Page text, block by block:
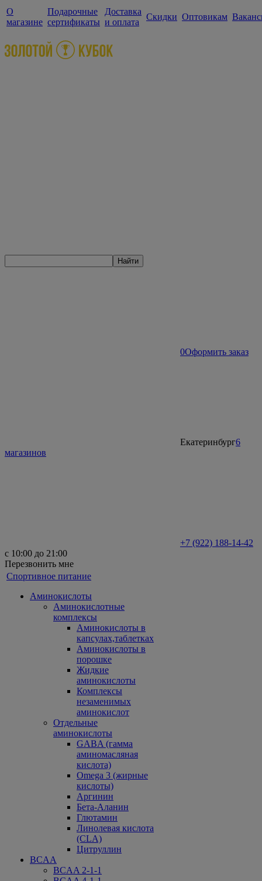
О
магазине
Подарочные
сертификаты
Доставка
и оплата
Скидки Оптовикам
Найти
0Оформить заказ
Екатеринбург6
магазинов
+7 (922) 188-14-42
с 10:00 до 21:00
Перезвонить мне
Спортивное питание
Аминокислоты
Аминокислотные
комплексы
Аминокислоты в
капсулах,таблетках
Аминокислоты в
порошке
Жидкие
аминокислоты
Комплексы
незаменимых
аминокислот
Отдельные
аминокислоты
GABA (гамма
аминомасляная
кислота)
Omega 3 (жирные
кислоты)
Аргинин
Бета-Аланин
Глютамин
Линолевая кислота
(CLA)
Цитруллин
BCAA
BCAA 2-1-1